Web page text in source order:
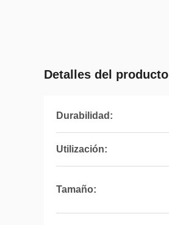
Detalles del producto
Durabilidad:
Utilización:
Tamaño: